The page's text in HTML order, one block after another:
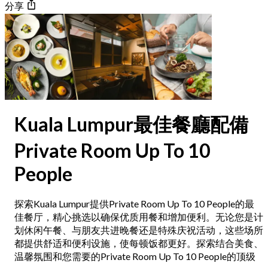
分享
Kuala Lumpur最佳餐廳配備
Private Room Up To 10
People
探索Kuala Lumpur提供Private Room Up To 10 People的最
佳餐厅，精心挑选以确保优质用餐和增加便利。无论您是计
划休闲午餐、与朋友共进晚餐还是特殊庆祝活动，这些场所
都提供舒适和便利设施，使每顿饭都更好。探索结合美食、
温馨氛围和您需要的Private Room Up To 10 People的顶级